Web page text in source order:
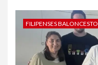
FILIPENSES BALONCESTO